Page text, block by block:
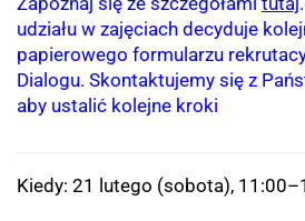
udziału w zajęciach decyduje
papierowego formularzu
Dialogu. Skontaktujemy się z
aby ustalić kolejne kroki
Kiedy: 21 lutego (sobota),